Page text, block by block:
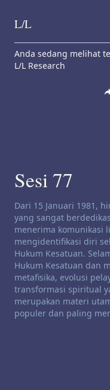
Skip to content
L/L
Anda sedang melihat
L/L Research
Sesi 77
Penafian saluran:
Dari 15 Januari 1981,
yang sangat
menerima komunikasi
mengidentifikasi diri
Hukum Kesatuan.
Hukum Kesatuan dan
metafisika, evolusi
transformasi spiritual
merupakan materi
populer dan paling